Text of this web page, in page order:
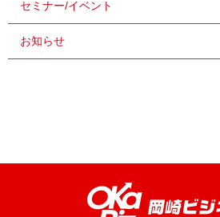
セミナー/イベント
お知らせ